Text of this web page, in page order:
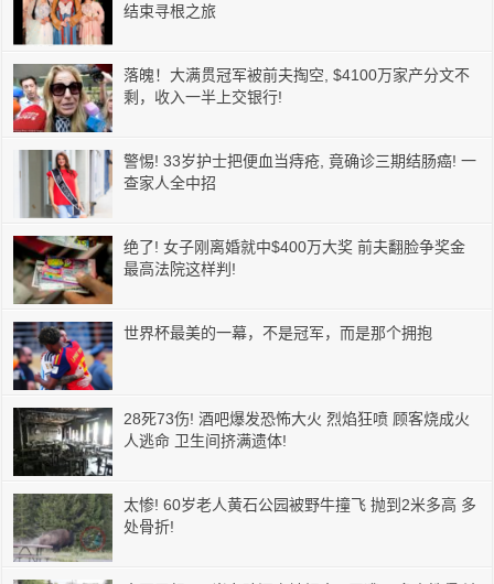
结束寻根之旅
落魄！大满贯冠军被前夫掏空, $4100万家产分文不
剩，收入一半上交银行!
警惕! 33岁护士把便血当痔疮, 竟确诊三期结肠癌! 一
查家人全中招
绝了! 女子刚离婚就中$400万大奖 前夫翻脸争奖金
最高法院这样判!
世界杯最美的一幕，不是冠军，而是那个拥抱
28死73伤! 酒吧爆发恐怖大火 烈焰狂喷 顾客烧成火
人逃命 卫生间挤满遗体!
太惨! 60岁老人黄石公园被野牛撞飞 抛到2米多高 多
处骨折!